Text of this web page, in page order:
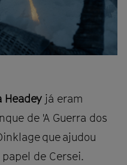
Headey já eram
de 'A Guerra dos
que ajudou
de Cersei.